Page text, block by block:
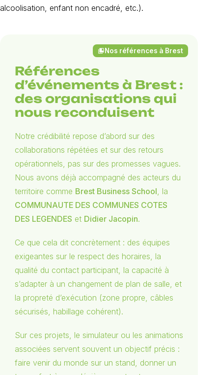
alcoolisation, enfant non encadré, etc.).
Références
d’événements à Brest :
des organisations qui
nous reconduisent
Notre crédibilité repose d’abord sur des
collaborations répétées et sur des retours
opérationnels, pas sur des promesses vagues.
Nous avons déjà accompagné des acteurs du
territoire comme Brest Business School, la
COMMUNAUTE DES COMMUNES COTES
DES LEGENDES et Didier Jacopin.
Ce que cela dit concrètement : des équipes
exigeantes sur le respect des horaires, la
qualité du contact participant, la capacité à
s’adapter à un changement de plan de salle, et
la propreté d’exécution (zone propre, câbles
sécurisés, habillage cohérent).
Sur ces projets, le simulateur ou les animations
associées servent souvent un objectif précis :
faire venir du monde sur un stand, donner un
collections_bookmark Nos références à Brest